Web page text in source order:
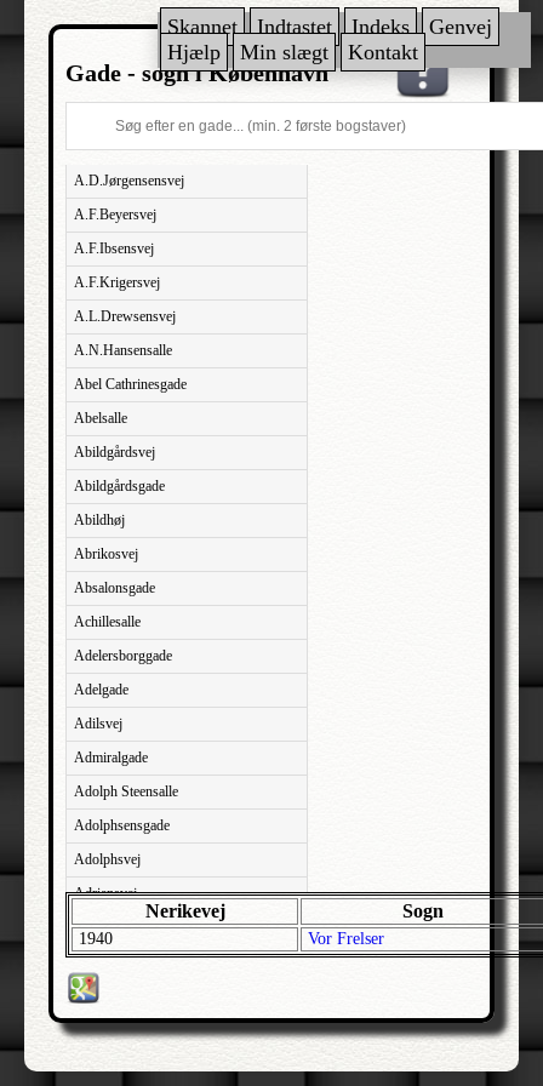
Skannet Indtastet Indeks
Genvej
Hjælp
Min slægt Kontakt
Gade - sogn i København
A.D.Jørgensensvej
A.F.Beyersvej
A.F.Ibsensvej
A.F.Krigersvej
A.L.Drewsensvej
A.N.Hansensalle
Abel Cathrinesgade
Abelsalle
Abildgårdsvej
Abildgårdsgade
Abildhøj
Abrikosvej
Absalonsgade
Achillesalle
Adelersborggade
Adelgade
Adilsvej
Admiralgade
Adolph Steensalle
Adolphsensgade
Adolphsvej
Adriansvej
Aftenbakken
Agavevej
Agerlandsvej
Agermosen
Nerikevej Sogn
1940 Vor Frelser